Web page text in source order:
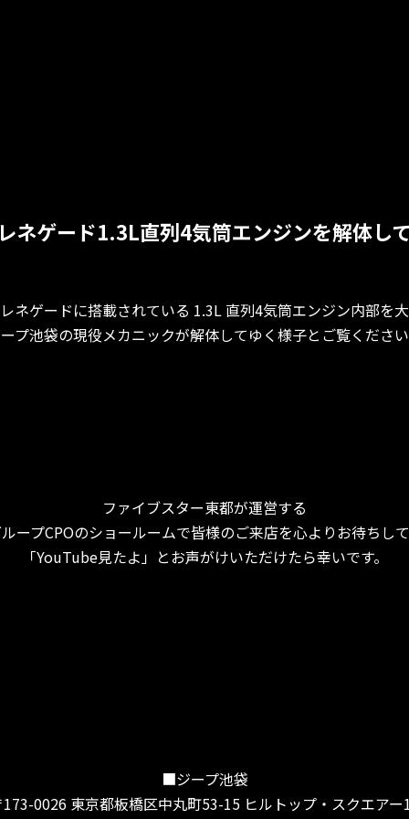
ネゲード1.3L直列4気筒エンジンを解体し
ネゲードに搭載されている 1.3L 直列4気筒エンジン内部を大
プ池袋の現役メカニックが解体してゆく様子とご覧ください
ファイブスター東都が運営する
ープCPOのショールームで皆様のご来店を心よりお待ちして
「YouTube見たよ」とお声がけいただけたら幸いです。
■ジープ池袋
0026 東京都板橋区中丸町53-15 ヒルトップ・スクエアー